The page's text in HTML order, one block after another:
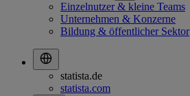
Einzelnutzer & kleine Teams
Unternehmen & Konzerne
Bildung & öffentlicher Sektor
statista.de
statista.com